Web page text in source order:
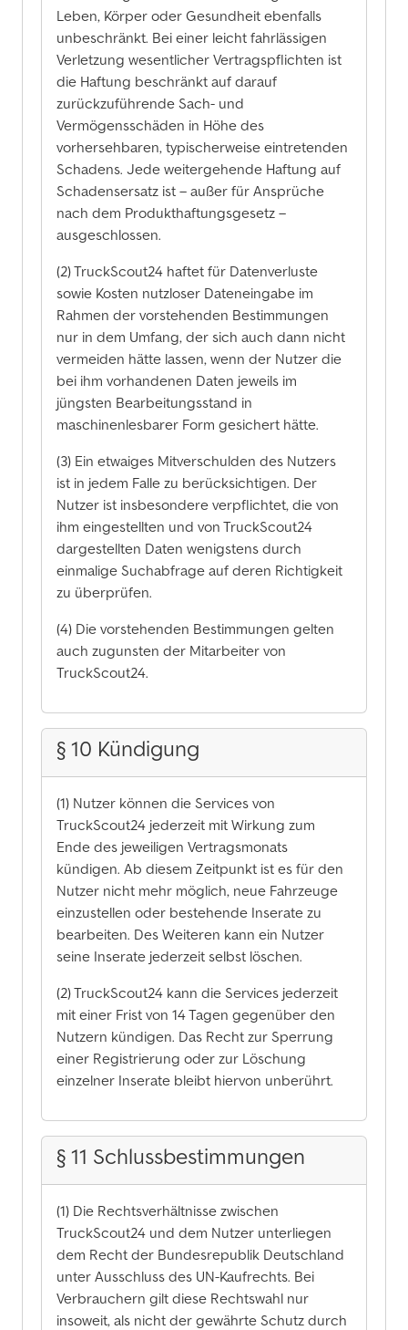
Leben, Körper oder Gesundheit ebenfalls
unbeschränkt. Bei einer leicht fahrlässigen
Verletzung wesentlicher Vertragspflichten ist
die Haftung beschränkt auf darauf
zurückzuführende Sach- und
Vermögensschäden in Höhe des
vorhersehbaren, typischerweise eintretenden
Schadens. Jede weitergehende Haftung auf
Schadensersatz ist – außer für Ansprüche
nach dem Produkthaftungsgesetz –
ausgeschlossen.
(2) TruckScout24 haftet für Datenverluste
sowie Kosten nutzloser Dateneingabe im
Rahmen der vorstehenden Bestimmungen
nur in dem Umfang, der sich auch dann nicht
vermeiden hätte lassen, wenn der Nutzer die
bei ihm vorhandenen Daten jeweils im
jüngsten Bearbeitungsstand in
maschinenlesbarer Form gesichert hätte.
(3) Ein etwaiges Mitverschulden des Nutzers
ist in jedem Falle zu berücksichtigen. Der
Nutzer ist insbesondere verpflichtet, die von
ihm eingestellten und von TruckScout24
dargestellten Daten wenigstens durch
einmalige Suchabfrage auf deren Richtigkeit
zu überprüfen.
(4) Die vorstehenden Bestimmungen gelten
auch zugunsten der Mitarbeiter von
TruckScout24.
§ 10 Kündigung
(1) Nutzer können die Services von
TruckScout24 jederzeit mit Wirkung zum
Ende des jeweiligen Vertragsmonats
kündigen. Ab diesem Zeitpunkt ist es für den
Nutzer nicht mehr möglich, neue Fahrzeuge
einzustellen oder bestehende Inserate zu
bearbeiten. Des Weiteren kann ein Nutzer
seine Inserate jederzeit selbst löschen.
(2) TruckScout24 kann die Services jederzeit
mit einer Frist von 14 Tagen gegenüber den
Nutzern kündigen. Das Recht zur Sperrung
einer Registrierung oder zur Löschung
einzelner Inserate bleibt hiervon unberührt.
§ 11 Schlussbestimmungen
(1) Die Rechtsverhältnisse zwischen
TruckScout24 und dem Nutzer unterliegen
dem Recht der Bundesrepublik Deutschland
unter Ausschluss des UN-Kaufrechts. Bei
Verbrauchern gilt diese Rechtswahl nur
insoweit, als nicht der gewährte Schutz durch